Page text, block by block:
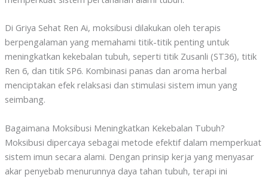
Di Griya Sehat Ren Ai, moksibusi dilakukan oleh terapis
berpengalaman yang memahami titik-titik penting untuk
meningkatkan kekebalan tubuh, seperti titik Zusanli (ST36), titik
Ren 6, dan titik SP6. Kombinasi panas dan aroma herbal
menciptakan efek relaksasi dan stimulasi sistem imun yang
seimbang.
Bagaimana Moksibusi Meningkatkan Kekebalan Tubuh?
Moksibusi dipercaya sebagai metode efektif dalam memperkuat
sistem imun secara alami. Dengan prinsip kerja yang menyasar
akar penyebab menurunnya daya tahan tubuh, terapi ini